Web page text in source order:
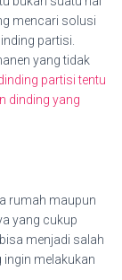
mencari solusi
partisi.
yang tidak
partisi tentu
dinding yang
rumah maupun
yang cukup
menjadi salah
ingin melakukan